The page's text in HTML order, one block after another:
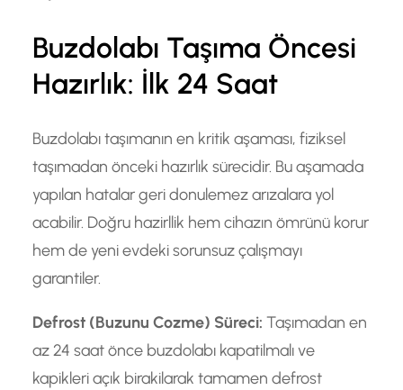
Buzdolabı Taşıma Öncesi
Hazırlık: İlk 24 Saat
Buzdolabı taşımanın en kritik aşaması, fiziksel
taşımadan önceki hazırlık sürecidir. Bu aşamada
yapılan hatalar geri donulemez arızalara yol
acabilir. Doğru hazirllik hem cihazın ömrünü korur
hem de yeni evdeki sorunsuz çalışmayı
garantiler.
Defrost (Buzunu Cozme) Süreci: Taşımadan en
az 24 saat önce buzdolabı kapatilmalı ve
kapikleri açık birakilarak tamamen defrost